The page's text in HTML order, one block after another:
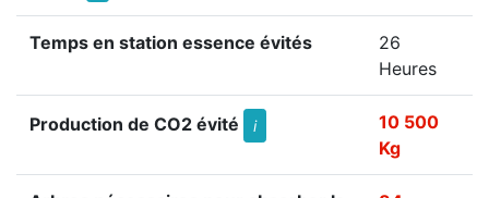
Temps en station essence évités
26
Heures
Production de CO2 évité i
10 500
Kg